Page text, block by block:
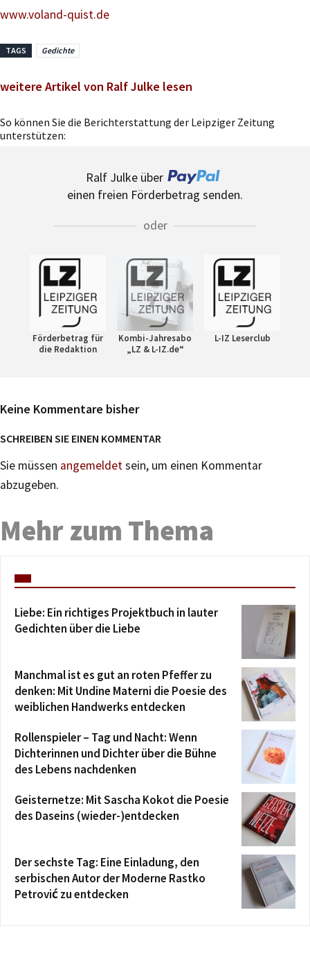
www.voland-quist.de
TAGS Gedichte
weitere Artikel von Ralf Julke lesen
So können Sie die Berichterstattung der Leipziger Zeitung
unterstützen:
Ralf Julke über
einen freien Förderbetrag senden.
oder
Förderbetrag für
die Redaktion
Kombi-Jahresabo
„LZ & L-IZ.de“
L-IZ Leserclub
Keine Kommentare bisher
SCHREIBEN SIE EINEN KOMMENTAR
Sie müssen angemeldetsein, um einen Kommentar
abzugeben.
Mehr zum Thema
Liebe: Ein richtiges Projektbuch in lauter
Gedichten über die Liebe
Manchmal ist es gut an roten Pfeffer zu
denken: Mit Undine Materni die Poesie des
weiblichen Handwerks entdecken
Rollenspieler – Tag und Nacht: Wenn
Dichterinnen und Dichter über die Bühne
des Lebens nachdenken
Geisternetze: Mit Sascha Kokot die Poesie
des Daseins (wieder-)entdecken
Der sechste Tag: Eine Einladung, den
serbischen Autor der Moderne Rastko
Petrović zu entdecken